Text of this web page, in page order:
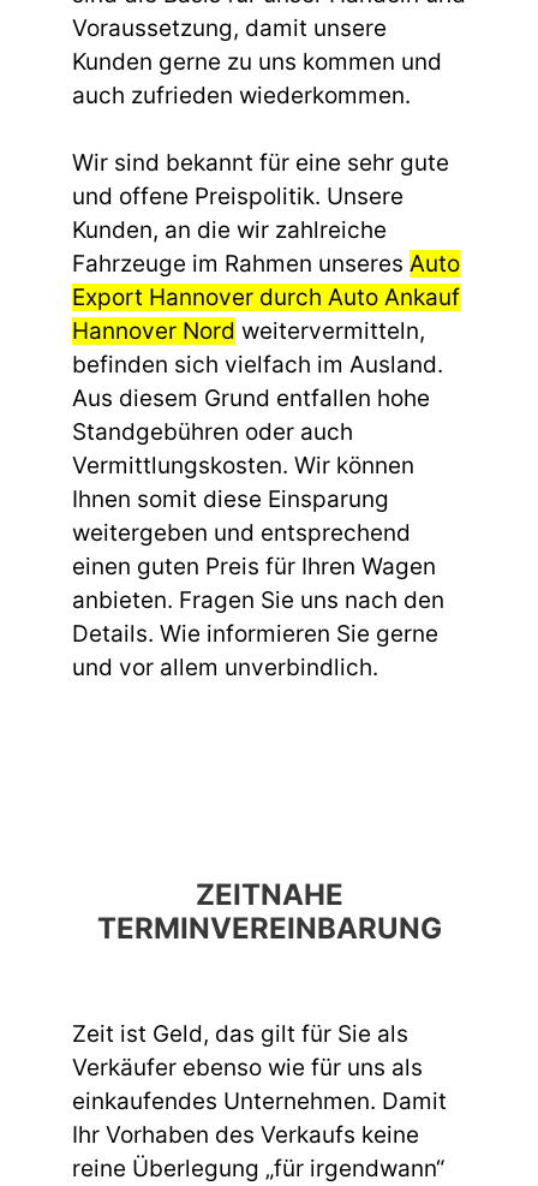
Voraussetzung, damit unsere
Kunden gerne zu uns kommen und
auch zufrieden wiederkommen.
Wir sind bekannt für eine sehr gute
und offene Preispolitik. Unsere
Kunden, an die wir zahlreiche
Fahrzeuge im Rahmen unseres Auto
Export Hannover durch Auto Ankauf
Hannover Nord weitervermitteln,
befinden sich vielfach im Ausland.
Aus diesem Grund entfallen hohe
Standgebühren oder auch
Vermittlungskosten. Wir können
Ihnen somit diese Einsparung
weitergeben und entsprechend
einen guten Preis für Ihren Wagen
anbieten. Fragen Sie uns nach den
Details. Wie informieren Sie gerne
und vor allem unverbindlich.
ZEITNAHE
TERMINVEREINBARUNG
Zeit ist Geld, das gilt für Sie als
Verkäufer ebenso wie für uns als
einkaufendes Unternehmen. Damit
Ihr Vorhaben des Verkaufs keine
reine Überlegung „für irgendwann“